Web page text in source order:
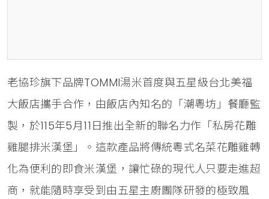
老協珍旗下品牌TOMMI湯米首度與五星級台北美福
大飯店攜手合作，由飯店內知名的「潮粵坊」餐廳監
製，於115年5月11日推出全新的聯名力作「私房花雕
雞腿排米漢堡」。這款產品將傳統粵式名菜花雕雞轉
化為便利的即食米漢堡，讓忙碌的現代人只要走進超
商，就能隨時享受到由五星主廚團隊研發的極致風